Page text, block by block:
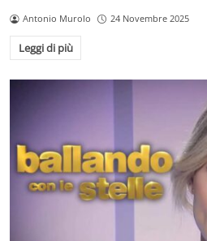
Antonio Murolo 24 Novembre 2025
Leggi di più